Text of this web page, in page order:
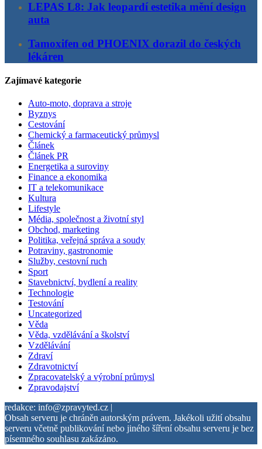
LEPAS L8: Jak leopardí estetika mění design
auta
Tamoxifen od PHOENIX dorazil do českých
lékáren
Zajímavé kategorie
Auto-moto, doprava a stroje
Byznys
Cestování
Chemický a farmaceutický průmysl
Článek
Článek PR
Energetika a suroviny
Finance a ekonomika
IT a telekomunikace
Kultura
Lifestyle
Média, společnost a životní styl
Obchod, marketing
Politika, veřejná správa a soudy
Potraviny, gastronomie
Služby, cestovní ruch
Sport
Stavebnictví, bydlení a reality
Technologie
Testování
Uncategorized
Věda
Věda, vzdělávání a školství
Vzdělávání
Zdraví
Zdravotnictví
Zpracovatelský a výrobní průmysl
Zpravodajství
redakce: info@zpravyted.cz |
Obsah serveru je chráněn autorským právem. Jakékoli užití obsahu
serveru včetně publikování nebo jiného šíření obsahu serveru je bez
písemného souhlasu zakázáno.